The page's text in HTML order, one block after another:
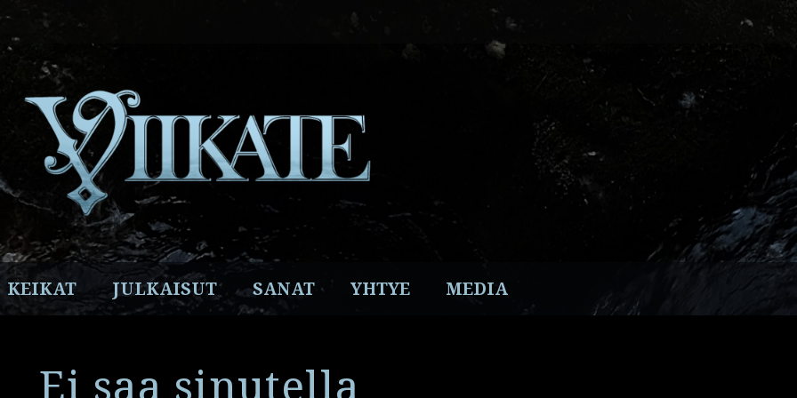
KEIKAT JULKAISUT SANAT YHTYE MEDIA
Ei saa sinutella